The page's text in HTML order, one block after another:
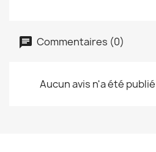
Commentaires (0)
Aucun avis n'a été